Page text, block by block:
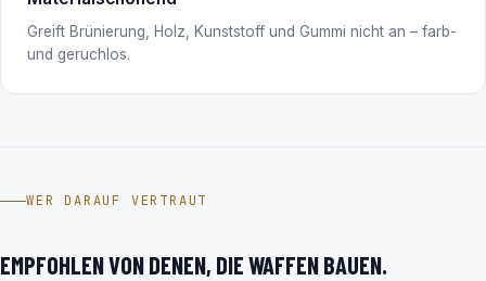
Greift Brünierung, Holz, Kunststoff und Gummi nicht an – farb-
und geruchlos.
WER DARAUF VERTRAUT
EMPFOHLEN VON DENEN, DIE WAFFEN BAUEN.